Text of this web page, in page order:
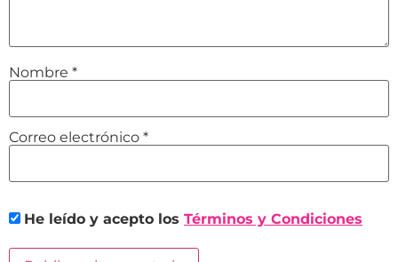
Nombre *
Correo electrónico *
He leído y acepto los Términos y Condiciones